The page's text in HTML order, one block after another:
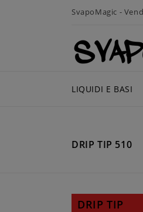
SvapoMagic -
LIQUIDI E BASI
DRIP TIP 510
DRIP TIP